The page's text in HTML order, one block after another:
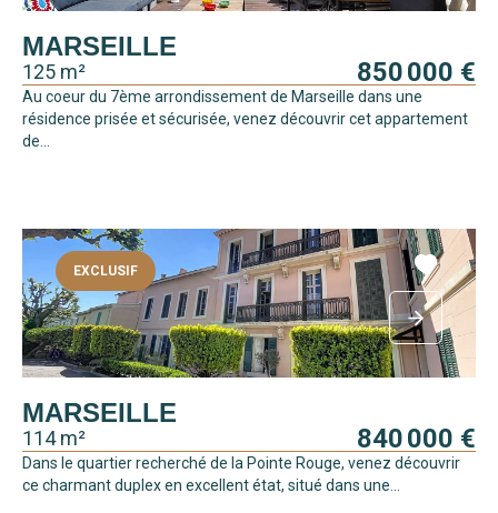
MARSEILLE
125 m² 850 000 €
Au coeur du 7ème arrondissement de Marseille dans une
résidence prisée et sécurisée, venez découvrir cet appartement
de...
EXCLUSIF
MARSEILLE
114 m² 840 000 €
Dans le quartier recherché de la Pointe Rouge, venez découvrir
ce charmant duplex en excellent état, situé dans une...